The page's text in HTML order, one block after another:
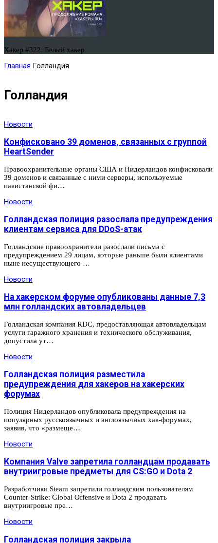
Хакер #322. Белый хакер
Главная Голландия
Голландия
Новости
Конфисковано 39 доменов, связанных с группой
HeartSender
Правоохранительные органы США и Нидерландов конфисковали
39 доменов и связанные с ними серверы, используемые
пакистанской фи…
Новости
Голландская полиция разослала предупреждения
клиентам сервиса для DDoS-атак
Голландские правоохранители разослали письма с
предупреждением 29 лицам, которые раньше были клиентами
ныне несуществующего …
Новости
На хакерском форуме опубликованы данные 7,3
млн голландских автовладельцев
Голландская компания RDC, предоставляющая автовладельцам
услуги гаражного хранения и технического обслуживания,
допустила ут…
Новости
Голландская полиция разместила
предупреждения для хакеров на хакерских
форумах
Полиция Нидерландов опубликовала предупреждения на
популярных русскоязычных и англоязычных хак-форумах,
заявив, что «размеще…
Новости
Компания Valve запретила голландцам продавать
внутриигровые предметы для CS:GO и Dota 2
Разработчики Steam запретили голландским пользователям
Counter-Strike: Global Offensive и Dota 2 продавать
внутриигровые пре…
Новости
Голландская полиция закрыла